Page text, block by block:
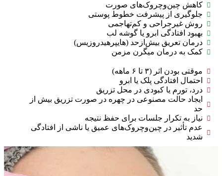
کاهش چین‌وچروک‌های صورت
جلوگیری از پیشرفت خطوط پوستی
روش غیرجراحی و کم‌تهاجمی
بهبود افتادگی ابرو یا گوشه لب
درمان تعریق بیش‌ازحد (هایپرهیدروزیس)
کمک به درمان میگرن مزمن
موقتی بودن اثر (۳ تا ۶ ماهه)
احتمال افتادگی پلک یا ابرو
درد، تورم یا کبودی در محل تزریق
ایجاد حالت مصنوعی در چهره در صورت تزریق بیش از
حد
نیاز به تکرار جلسات برای حفظ نتیجه
عدم تأثیر در چین‌وچروک‌های عمیق یا ناشی از افتادگی
شدید